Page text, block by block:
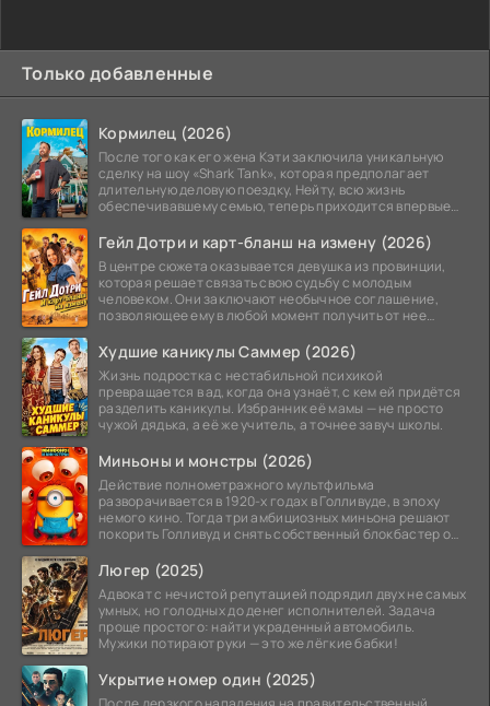
Только добавленные
Кормилец (2026)
После того как его жена Кэти заключила уникальную
сделку на шоу «Shark Tank», которая предполагает
длительную деловую поездку, Нейту, всю жизнь
обеспечивавшему семью, теперь приходится впервые
Гейл Дотри и карт-бланш на измену (2026)
В центре сюжета оказывается девушка из провинции,
которая решает связать свою судьбу с молодым
человеком. Они заключают необычное соглашение,
позволяющее ему в любой момент получить от нее
Худшие каникулы Саммер (2026)
Жизнь подростка с нестабильной психикой
превращается в ад, когда она узнаёт, с кем ей придётся
разделить каникулы. Избранник её мамы — не просто
чужой дядька, а её же учитель, а точнее завуч школы.
Миньоны и монстры (2026)
Действие полнометражного мультфильма
разворачивается в 1920-х годах в Голливуде, в эпоху
немого кино. Тогда три амбициозных миньона решают
покорить Голливуд и снять собственный блокбастер о
Люгер (2025)
Адвокат с нечистой репутацией подрядил двух не самых
умных, но голодных до денег исполнителей. Задача
проще простого: найти украденный автомобиль.
Мужики потирают руки — это же лёгкие бабки!
Укрытие номер один (2025)